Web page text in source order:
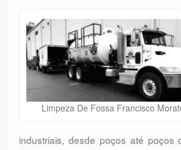
Limpeza De Fossa Francisco
industriais, desde poços até poços